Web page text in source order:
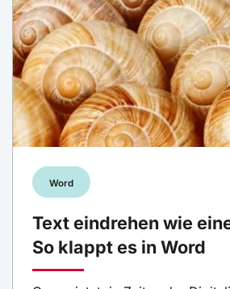
Word
Text eindrehen wie
So klappt es in Word